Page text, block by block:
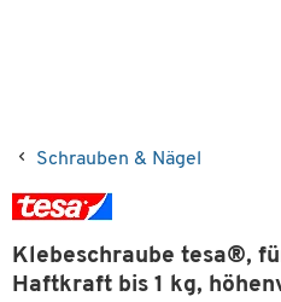
Schrauben & Nägel
Klebeschraube tesa®,
Haftkraft bis 1 kg,